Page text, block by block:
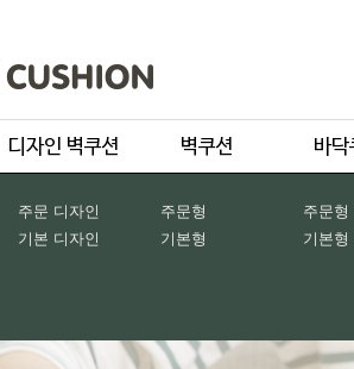
주문 디자인
기본 디자인
주문형
기본형
주문형
기본형